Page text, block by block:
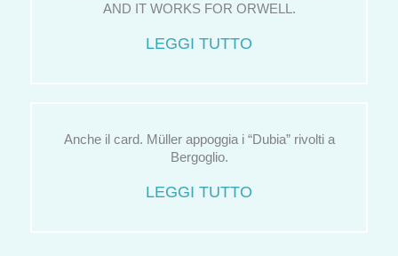
AND IT WORKS FOR ORWELL.
LEGGI TUTTO
Anche il card. Müller appoggia i “Dubia” rivolti a
Bergoglio.
LEGGI TUTTO